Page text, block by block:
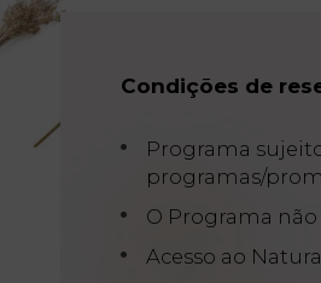
Vouchers
Contacto
Localização
Notícias
Condições de
Programa
programas/
O Programa não
Acesso ao